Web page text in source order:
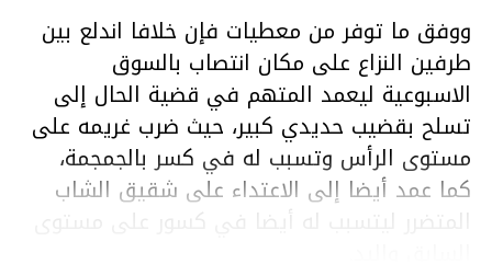
ووفق ما توفر من معطيات فإن خلافا اندلع بين
طرفين النزاع على مكان انتصاب بالسوق
الاسبوعية ليعمد المتهم في قضية الحال إلى
تسلح بقضيب حديدي كبير، حيث ضرب غريمه على
مستوى الرأس وتسبب له في كسر بالجمجمة،
كما عمد أيضا إلى الاعتداء على شقيق الشاب
المتضرر ليتسبب له أيضا في كسور على مستوى